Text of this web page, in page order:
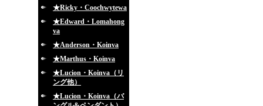
★Ricky・Coochwytewa
★Edward・Lomahong
va
★Anderson・Koinva
★Marthus・Koinva
★Lucion・Koinva（リ
ング他）
★Lucion・Koinva（バ